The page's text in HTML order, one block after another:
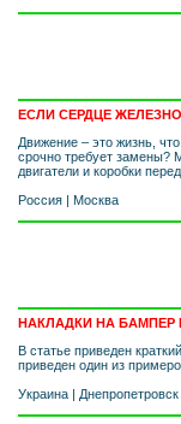
ЕСЛИ СЕРДЦЕ
Движение – это жизнь,
срочно требует
двигатели и коробки
Россия | Москва
НАКЛАДКИ НА
В статье приведен
приведен один из
Украина | Днепропетровск